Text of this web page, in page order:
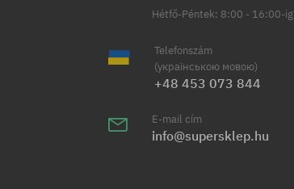
Hétfő-Péntek: 8:00 - 16:00-ig
Telefonszám
(українською мовою)
+48 453 073 844
E-mail cím
info@supersklep.hu